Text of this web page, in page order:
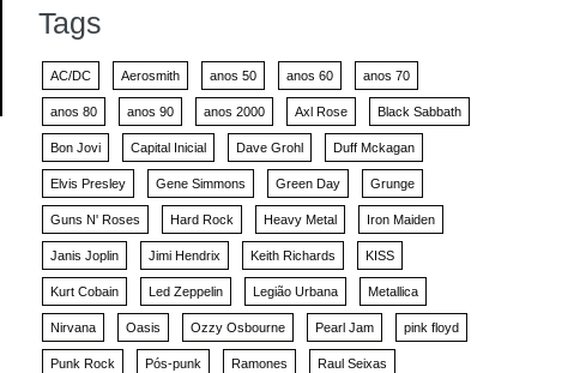
Tags
AC/DC Aerosmith anos 50 anos 60 anos 70
anos 80 anos 90 anos 2000 Axl Rose Black Sabbath
Bon Jovi Capital Inicial Dave Grohl Duff Mckagan
Elvis Presley Gene Simmons Green Day Grunge
Guns N' Roses Hard Rock Heavy Metal Iron Maiden
Janis Joplin Jimi Hendrix Keith Richards KISS
Kurt Cobain Led Zeppelin Legião Urbana Metallica
Nirvana Oasis Ozzy Osbourne Pearl Jam pink floyd
Punk Rock Pós-punk Ramones Raul Seixas